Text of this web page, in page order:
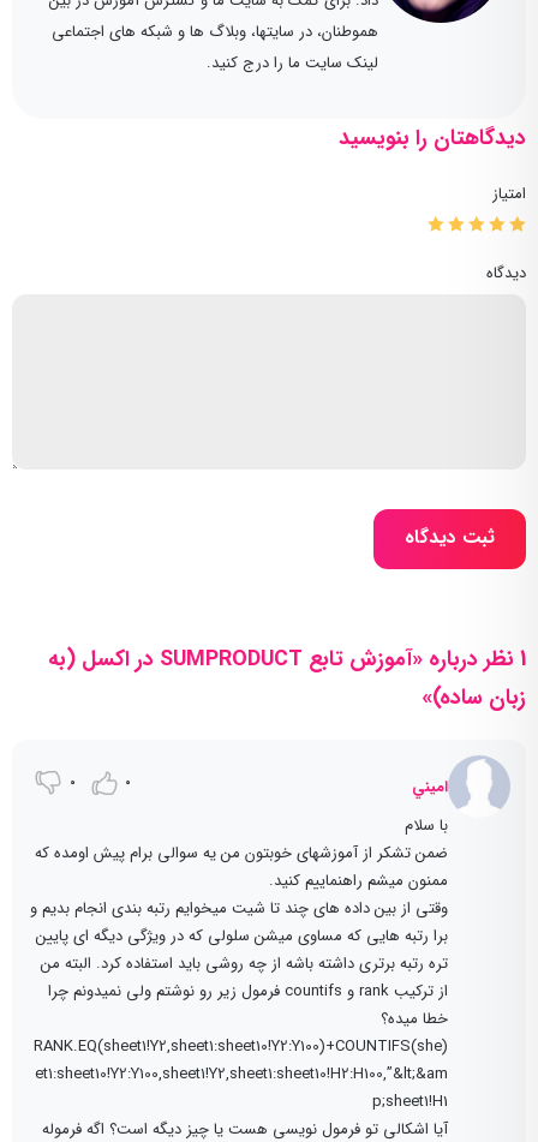
هموطنان، در سایتها، وبلاگ ها و شبکه های اجتماعی
لینک سایت ما را درج کنید.
دیدگاهتان را بنویسید
امتیاز
دیدگاه
ثبت دیدگاه
1 نظر درباره «آموزش تابع SUMPRODUCT در اکسل (به
زبان ساده)»
اميني 0
0
با سلام
ضمن تشکر از آموزشهای خوبتون من یه سوالی برام پیش اومده که
ممنون میشم راهنماییم کنید.
وقتی از بین داده های چند تا شیت میخوایم رتبه بندی انجام بدیم و
برا رتبه هایی که مساوی میشن سلولی که در ویژگی دیگه ای پایین
تره رتبه برتری داشته باشه از چه روشی باید استفاده کرد. البته من
از ترکیب rank و countifs فرمول زیر رو نوشتم ولی نمیدونم چرا
خطا میده؟
(RANK.EQ(sheet1!Y2,sheet1:sheet10!Y2:Y100)+COUNTIFS(she
et1:sheet10!Y2:Y100,sheet1!Y2,sheet1:sheet10!H2:H100,”&lt;&am
p;sheet1!H1
آیا اشکالی تو فرمول نویسی هست یا چیز دیگه است؟ اگه فرموله